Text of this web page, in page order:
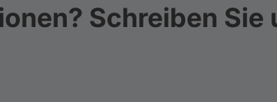
Schreiben Sie